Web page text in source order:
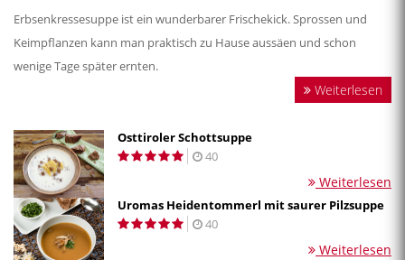
Erbsenkressesuppe ist ein wunderbarer Frischekick. Sprossen und
Keimpflanzen kann man praktisch zu Hause aussäen und schon
wenige Tage später ernten.
Weiterlesen
Osttiroler Schottsuppe
40
Weiterlesen
Uromas Heidentommerl mit saurer Pilzsuppe
40
Weiterlesen